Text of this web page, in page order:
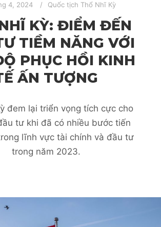
4, 2024 Quốc tịch Thổ Nhĩ Kỳ
KỲ: ĐIỂM ĐẾN
TIỀM NĂNG VỚI
PHỤC HỒI KINH
ẤN TƯỢNG
đem lại triển vọng tích cực cho
tư khi đã có nhiều bước tiến
lĩnh vực tài chính và đầu tư
trong năm 2023.